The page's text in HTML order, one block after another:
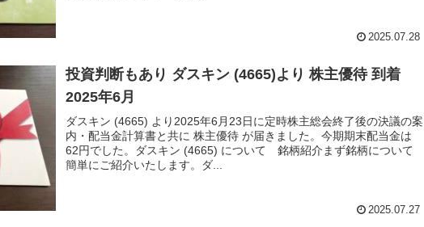
2025.07.28
投資判断もあり ダスキン (4665)より 株主優待 到着
2025年6月
ダスキン (4665) より2025年6月23日に定時株主総会終了後の決議の案
内・配当金計算書と共に 株主優待 が届きました。今期期末配当金は
62円でした。ダスキン (4665) について 銘柄紹介まず銘柄について
簡単にご紹介いたします。ダ...
2025.07.27